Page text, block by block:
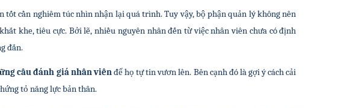
tốt cần nghiêm túc nhìn nhận lại quá trình. Tuy vậy, bộ phận quản lý không nên
khe, tiêu cực. Bởi lẽ, nhiều nguyên nhân đến từ việc nhân viên chưa có định
đắn.
câu đánh giá nhân viên để họ tự tin vươn lên. Bên cạnh đó là gợi ý cách cải
tỏ năng lực bản thân.